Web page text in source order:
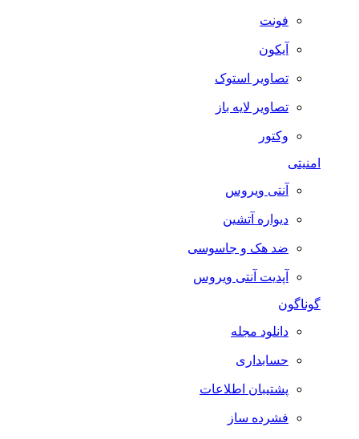
فونت
آیکون
تصاویر استوک
تصاویر لایه باز
وکتور
امنیتی
آنتی ویروس
دیواره آتشین
ضد هک و جاسوسی
آپدیت آنتی ویروس
گوناگون
دانلود مجله
حسابداری
پشتیبان اطلاعات
فشرده ساز